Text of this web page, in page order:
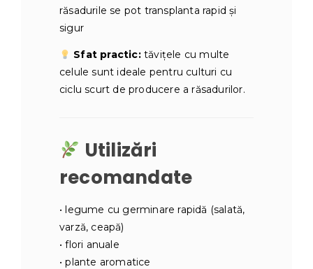
răsadurile se pot transplanta rapid și
sigur
Sfat practic:tăvițele cu multe
celule sunt ideale pentru culturi cu
ciclu scurt de producere a răsadurilor.
Utilizări
recomandate
• legume cu germinare rapidă (salată,
varză, ceapă)
• flori anuale
• plante aromatice